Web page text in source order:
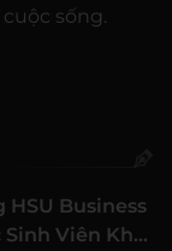
sống.
HSU Business
Sinh Viên Khởi